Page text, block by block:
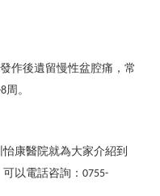
作後遺留慢性盆腔痛，常
周。
怡康醫院就為大家介紹到
以電話咨詢： 0755-